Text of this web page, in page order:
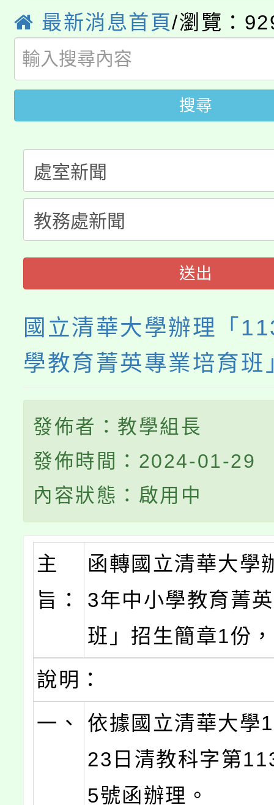
系所師生報名參加。
學籍身 分審查程序及
版
淨零綠領人才培育課程
公告本校115學年度第
代理(課)教師甄選結果(
「2026金融保險知識
桃園市115學年度學生
代理(課)教師甄選結果(
公告本校115學年度第
代理(課)教師甄選結果(
轉知中國文化大學推廣
《TA101》溝通分析基
程，歡迎學生輔導中心
系所師生報名參加。
最新消息首頁/瀏覽：
搜尋
送出
國立清華大學辦理「
學教育菁英專業培育班
發佈者：教學組長
發佈時間：2024-01-29
內容狀態：啟用中
主
旨：
函轉國立清華大學
3年中小學教育菁
班」招生簡章1份
說明：
一、
依據國立清華大學
23日清教科字第
5號函辦理。